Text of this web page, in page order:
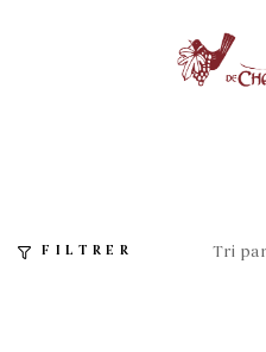
FILTRER